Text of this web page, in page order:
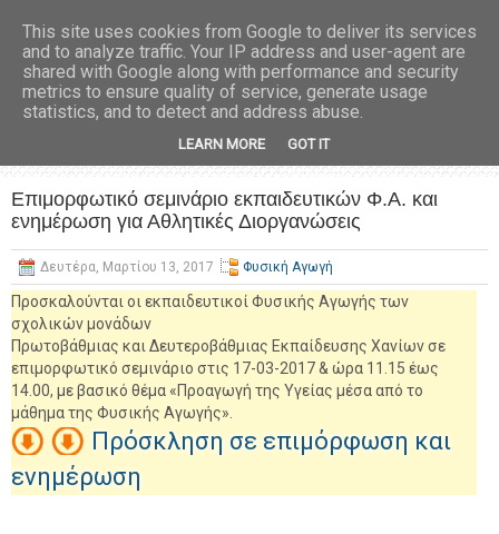
Επιμορφωτικό σεμινάριο εκπαιδευτικών Φ.Α. και
ενημέρωση για Αθλητικές Διοργανώσεις
Δευτέρα, Μαρτίου 13, 2017 Φυσική Αγωγή
Προσκαλούνται οι εκπαιδευτικοί Φυσικής Αγωγής των
σχολικών μονάδων
Πρωτοβάθμιας και Δευτεροβάθμιας Εκπαίδευσης Χανίων σε
επιμορφωτικό σεμινάριο στις 17-03-2017 & ώρα 11.15 έως
14.00, με βασικό θέμα «Προαγωγή της Υγείας μέσα από το
μάθημα της Φυσικής Αγωγής».
Πρόσκληση σε επιμόρφωση και
ενημέρωση
This site uses cookies from Google to deliver its services
and to analyze traffic. Your IP address and user-agent are
shared with Google along with performance and security
metrics to ensure quality of service, generate usage
statistics, and to detect and address abuse.
LEARN MORE GOT IT